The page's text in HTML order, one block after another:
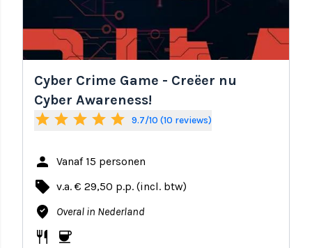
Cyber Crime Game - Creëer nu
Cyber Awareness!
star star star star star 9.7/10 (10 reviews)
person Vanaf 15 personen
local_offer v.a. € 29,50 p.p. (incl. btw)
where_to_vote Overal in Nederland
restaurant coffee